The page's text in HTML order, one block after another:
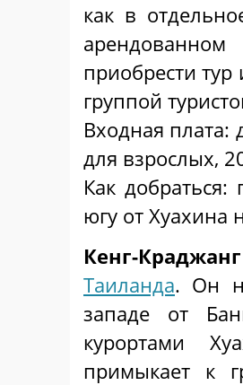
как в
приобрести
группой
Входная плата:
для взрослых,
Как
югу от Хуахина
Кенг-Краджанг
Таиланда. Он
западе от
курортами
примыкает к